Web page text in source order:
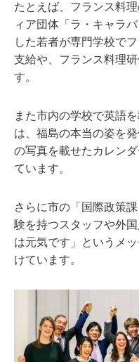
たとえば、フランス料
ィア団体「ラ・キャラ
した若者が専門学校で
支給や、フランス料理
す。
また市内の学校で英語
は、福島の本当の姿を
の写真を載せたカレン
ています。
さらに市の「国際政策
験を持つスタッフや外
は元気です」というメ
けています。